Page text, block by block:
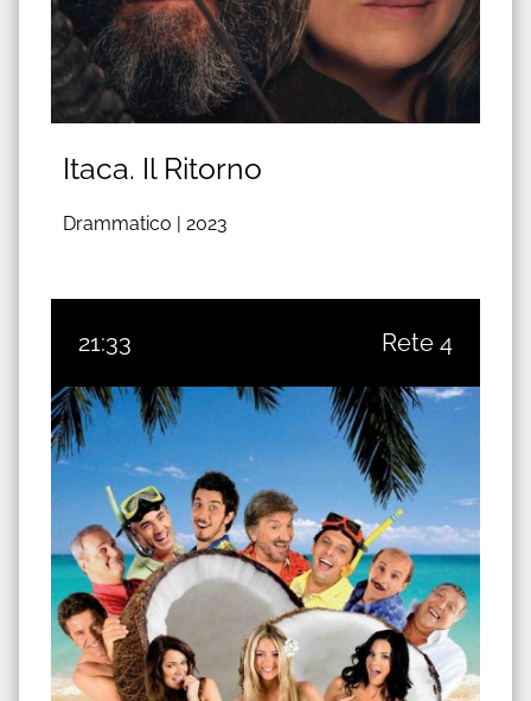
Itaca. Il Ritorno
Drammatico | 2023
21:33 Rete 4